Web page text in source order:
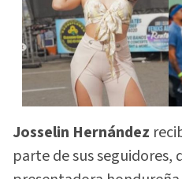
Josselin Hernández
parte de sus seguidores,